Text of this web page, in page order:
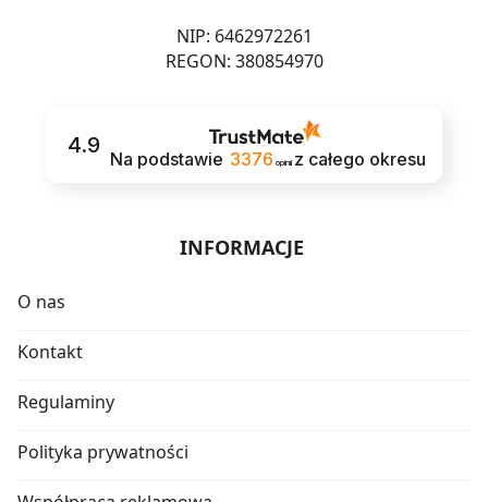
NIP: 6462972261
REGON: 380854970
4.9
Na podstawie 3376 opinii z całego okresu
INFORMACJE
O nas
Kontakt
Regulaminy
Polityka prywatności